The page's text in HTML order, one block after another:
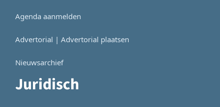
Agenda aanmelden
Advertorial | Advertorial plaatsen
Nieuwsarchief
Juridisch